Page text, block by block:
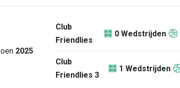
2025
Club
Friendlies
0 Wedstrijden
Club
Friendlies 3
1 Wedstrijden